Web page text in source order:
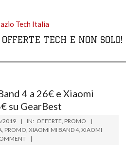
TECH E NON SOLO!
4 a 26€ e Xiaomi
su GearBest
2019 IN: OFFERTE PROMO
PROMO XIAOMI MI BAND 4, XIAOMI